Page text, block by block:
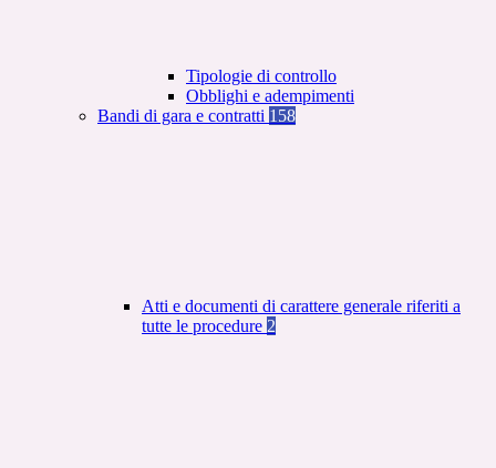
Tipologie di controllo
Obblighi e adempimenti
Bandi di gara e contratti 158
Atti e documenti di carattere generale riferiti a
tutte le procedure 2